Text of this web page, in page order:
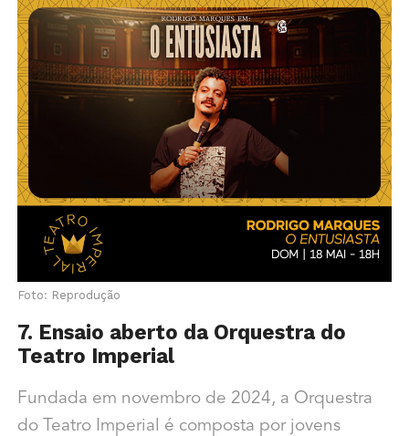
Foto: Reprodução
7. Ensaio aberto da Orquestra do
Teatro Imperial
Fundada em novembro de 2024, a Orquestra
do Teatro Imperial é composta por jovens